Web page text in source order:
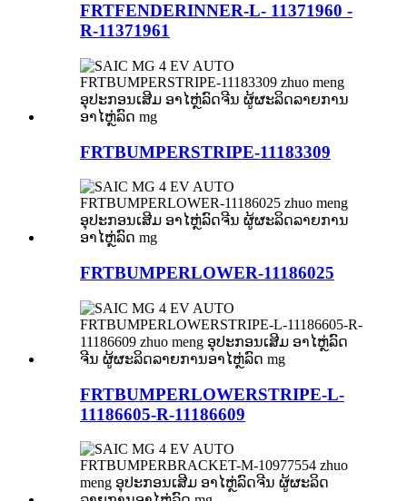
FRTFENDERINNER-L- 11371960 -
R-11371961
FRTBUMPERSTRIPE-11183309
FRTBUMPERLOWER-11186025
FRTBUMPERLOWERSTRIPE-L-
11186605-R-11186609